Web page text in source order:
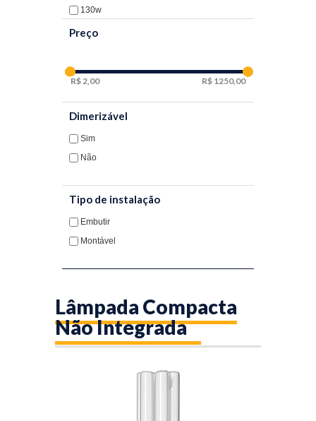
G24Q2
G24Q-3
GX24Q-4
130w
Preço
2,00 1250,00
Dimerizável
Sim
Não
Tipo de instalação
Embutir
Montável
Lâmpada Compacta
Não Integrada